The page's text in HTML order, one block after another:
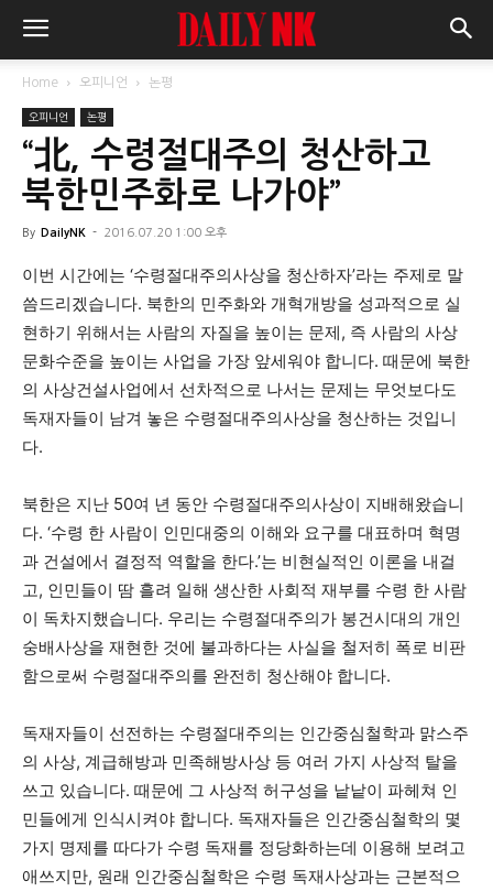
Home 오피니언 논평
오피니언 논평
“北, 수령절대주의 청산하고
북한민주화로 나가야”
By DailyNK - 2016.07.20 1:00 오후
이번 시간에는 ‘수령절대주의사상을 청산하자’라는 주제로 말
씀드리겠습니다. 북한의 민주화와 개혁개방을 성과적으로 실
현하기 위해서는 사람의 자질을 높이는 문제, 즉 사람의 사상
문화수준을 높이는 사업을 가장 앞세워야 합니다. 때문에 북한
의 사상건설사업에서 선차적으로 나서는 문제는 무엇보다도
독재자들이 남겨 놓은 수령절대주의사상을 청산하는 것입니
다.
북한은 지난 50여 년 동안 수령절대주의사상이 지배해왔습니
다. ‘수령 한 사람이 인민대중의 이해와 요구를 대표하며 혁명
과 건설에서 결정적 역할을 한다.’는 비현실적인 이론을 내걸
고, 인민들이 땀 흘려 일해 생산한 사회적 재부를 수령 한 사람
이 독차지했습니다. 우리는 수령절대주의가 봉건시대의 개인
숭배사상을 재현한 것에 불과하다는 사실을 철저히 폭로 비판
함으로써 수령절대주의를 완전히 청산해야 합니다.
독재자들이 선전하는 수령절대주의는 인간중심철학과 맑스주
의 사상, 계급해방과 민족해방사상 등 여러 가지 사상적 탈을
쓰고 있습니다. 때문에 그 사상적 허구성을 낱낱이 파헤쳐 인
민들에게 인식시켜야 합니다. 독재자들은 인간중심철학의 몇
가지 명제를 따다가 수령 독재를 정당화하는데 이용해 보려고
애쓰지만, 원래 인간중심철학은 수령 독재사상과는 근본적으